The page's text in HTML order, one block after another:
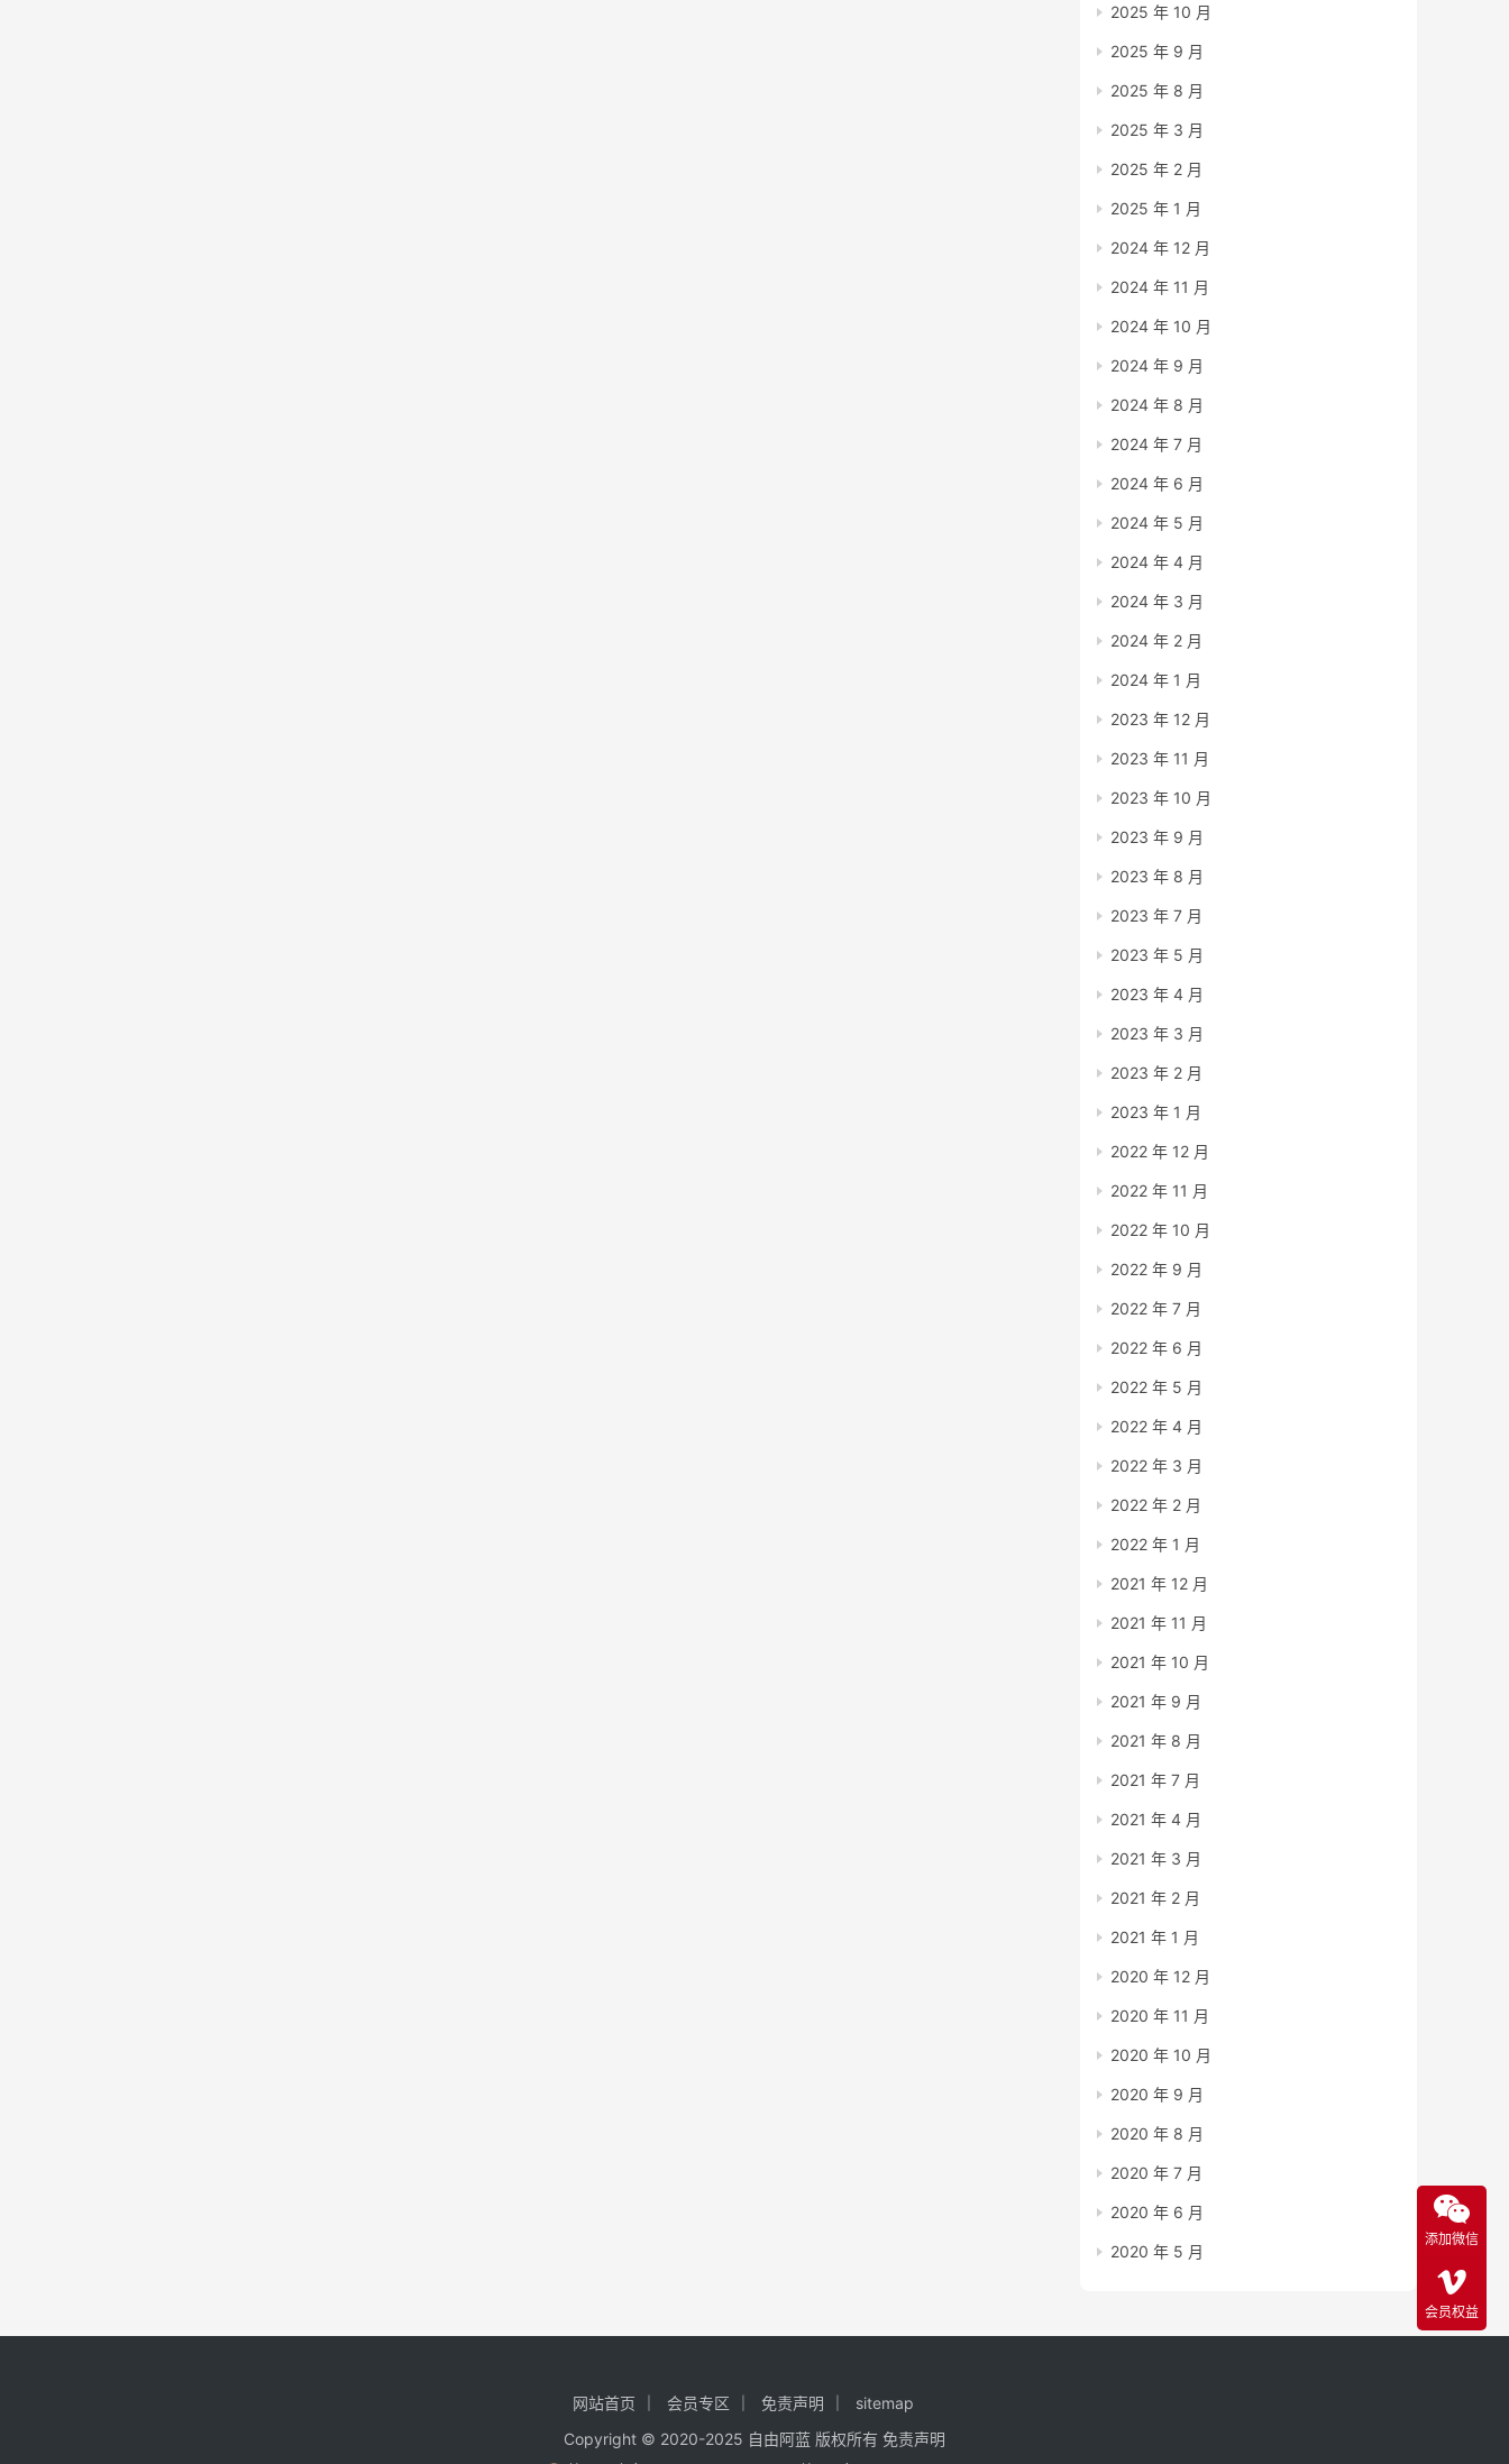
2025 年 10 月
2025 年 9 月
2025 年 8 月
2025 年 3 月
2025 年 2 月
2025 年 1 月
2024 年 12 月
2024 年 11 月
2024 年 10 月
2024 年 9 月
2024 年 8 月
2024 年 7 月
2024 年 6 月
2024 年 5 月
2024 年 4 月
2024 年 3 月
2024 年 2 月
2024 年 1 月
2023 年 12 月
2023 年 11 月
2023 年 10 月
2023 年 9 月
2023 年 8 月
2023 年 7 月
2023 年 5 月
2023 年 4 月
2023 年 3 月
2023 年 2 月
2023 年 1 月
2022 年 12 月
2022 年 11 月
2022 年 10 月
2022 年 9 月
2022 年 7 月
2022 年 6 月
2022 年 5 月
2022 年 4 月
2022 年 3 月
2022 年 2 月
2022 年 1 月
2021 年 12 月
2021 年 11 月
2021 年 10 月
2021 年 9 月
2021 年 8 月
2021 年 7 月
2021 年 4 月
2021 年 3 月
2021 年 2 月
2021 年 1 月
2020 年 12 月
2020 年 11 月
2020 年 10 月
2020 年 9 月
2020 年 8 月
2020 年 7 月
2020 年 6 月
2020 年 5 月
网站首页 会员专区 免责声明
sitemap
Copyright © 2020-2025 自由阿蓝 版权所有 免责声明
添加微信
会员权益